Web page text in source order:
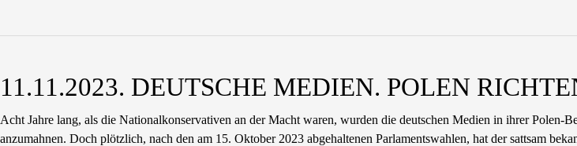
11.11.2023. DEUTSCHE MEDIEN. POLEN
Acht Jahre lang, als die Nationalkonservativen an der Macht waren, wurden die deutschen Medien in ihrer Polen-
anzumahnen. Doch plötzlich, nach den am 15. Oktober 2023 abgehaltenen Parlamentswahlen, hat der sattsam